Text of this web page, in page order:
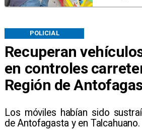
Recuperan
en controles
Región de
Los móviles habían sido
de Antofagasta y en Talcahuano.
POLICIAL